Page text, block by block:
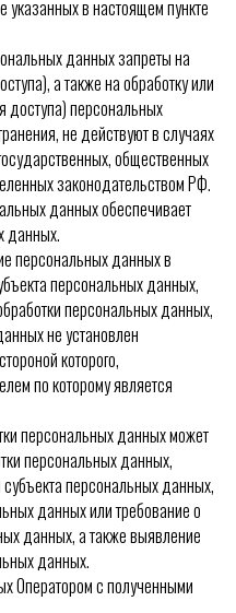
указанных в настоящем пункте
данных запреты на
а также на обработку или
доступа) персональных
не действуют в случаях
общественных
законодательством РФ.
данных обеспечивает
данных.
персональных данных в
персональных данных,
персональных данных,
не установлен
которого,
по которому является
персональных данных может
персональных данных,
персональных данных,
данных или требование о
данных, а также выявление
данных.
Оператором с полученными